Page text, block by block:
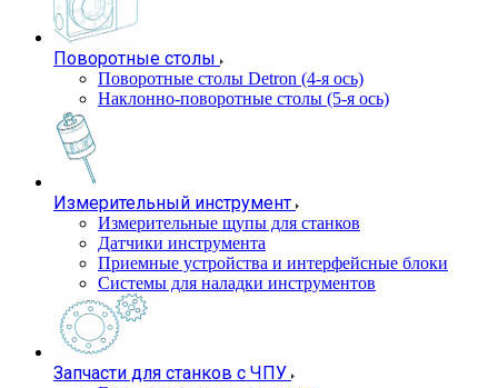
Поворотные столы
Поворотные столы Detron (4-я ось)
Наклонно-поворотные столы (5-я ось)
Измерительный инструмент
Измерительные щупы для станков
Датчики инструмента
Приемные устройства и интерфейсные блоки
Системы для наладки инструментов
Запчасти для станков с ЧПУ